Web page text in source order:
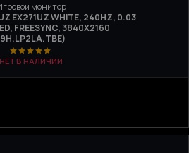
монитор
EX271UZ WHITE, 240HZ, 0.03
FREESYNC, 3840Х2160
НЕТ В НАЛИЧИИ